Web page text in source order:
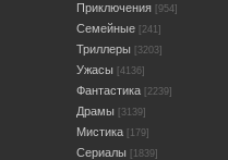
Приключения [954]
Семейные [241]
Триллеры [3203]
Ужасы [4136]
Фантастика [2239]
Драмы [3139]
Мистика [179]
Сериалы [1839]